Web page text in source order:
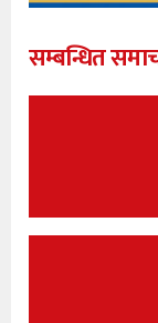
सम्बन्धित